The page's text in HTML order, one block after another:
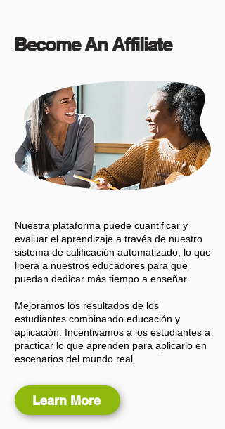
Become An Affiliate
Nuestra plataforma puede cuantificar y
evaluar el aprendizaje a través de nuestro
sistema de calificación automatizado, lo que
libera a nuestros educadores para que
puedan dedicar más tiempo a enseñar.
Mejoramos los resultados de los
estudiantes combinando educación y
aplicación. Incentivamos a los estudiantes a
practicar lo que aprenden para aplicarlo en
escenarios del mundo real.
Learn More